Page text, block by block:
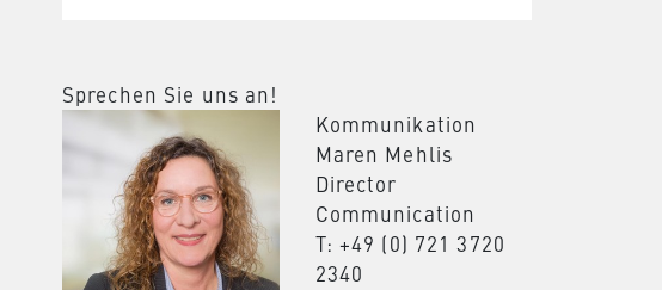
Sprechen Sie uns an!
Kommunikation
Maren Mehlis
Director
Communication
T: +49 (0) 721 3720
2340